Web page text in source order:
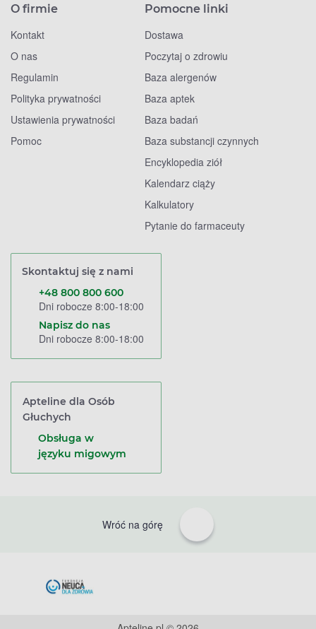
O firmie
Kontakt
O nas
Regulamin
Polityka prywatności
Ustawienia prywatności
Pomoc
Pomocne linki
Dostawa
Poczytaj o zdrowiu
Baza alergenów
Baza aptek
Baza badań
Baza substancji czynnych
Encyklopedia ziół
Kalendarz ciąży
Kalkulatory
Pytanie do farmaceuty
Skontaktuj się z nami
+48 800 800 600
Dni robocze 8:00-18:00
Napisz do nas
Dni robocze 8:00-18:00
Apteline dla Osób
Głuchych
Obsługa w
języku migowym
Wróć na górę